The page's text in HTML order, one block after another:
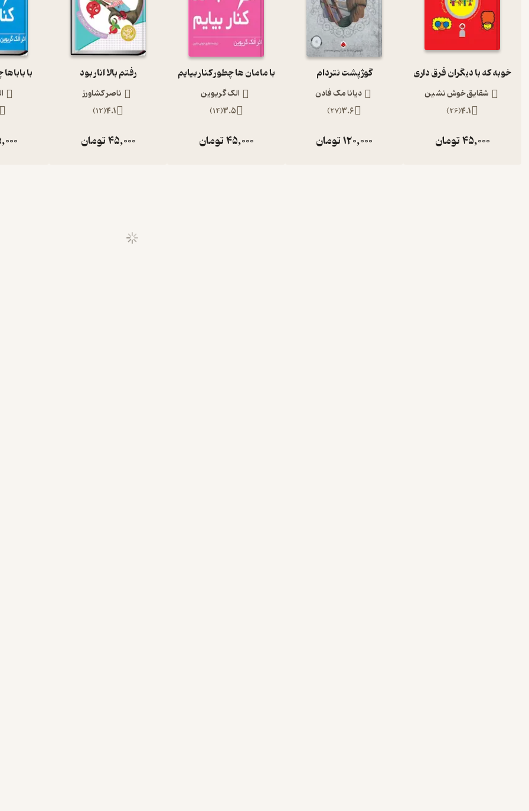
خوبه که با دیگران فرق داری
شقایق خوش نشین
4.1
(
26
)
45,000تومان
گوژپشت نتردام
دیانا مک فادن
3.6
(
27
)
120,000تومان
با مامان ها چطور کنار بیایم
الک گریوین
3.5
(
14
)
45,000تومان
رفتم بالا انار بود
ناصر کشاورز
4.1
(
12
)
45,000تومان
با